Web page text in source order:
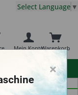
Warenkorb
Mein Konto
Select Language ▼
×